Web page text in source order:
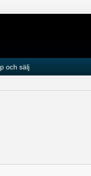
och sälj